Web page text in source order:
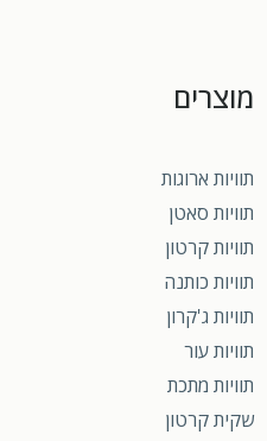
מוצרים
תוויות ארוגות
תוויות סאטן
תוויות קרטון
תוויות כותנה
תוויות ג'קרון
תוויות עור
תוויות מתכת
שקית קרטון